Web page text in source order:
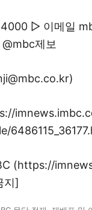
▷ 이메일
제보
(https://
지]